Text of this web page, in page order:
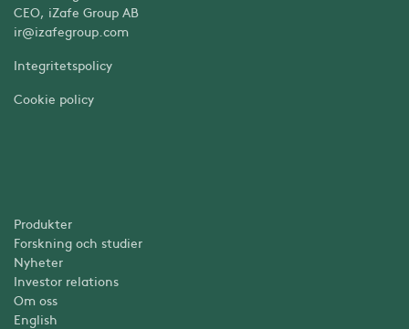
CEO, iZafe Group AB
ir@izafegroup.com
Integritetspolicy
Cookie policy
Produkter
Forskning och studier
Nyheter
Investor relations
Om oss
English